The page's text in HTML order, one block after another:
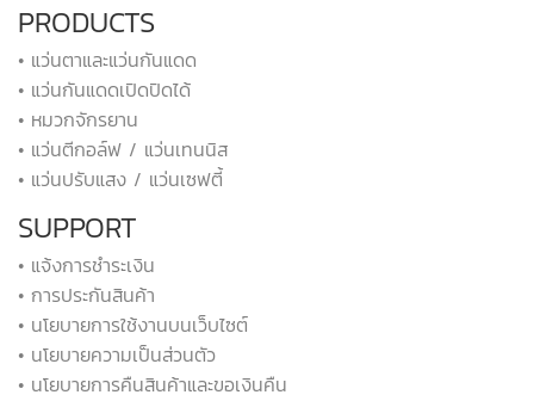
PRODUCTS
• แว่นตาและแว่นกันแดด
• แว่นกันแดดเปิดปิดได้
• หมวกจักรยาน
• แว่นตีกอล์ฟ / แว่นเทนนิส
• แว่นปรับแสง / แว่นเซฟตี้
SUPPORT
• แจ้งการชำระเงิน
• การประกันสินค้า
• นโยบายการใช้งานบนเว็บไซต์
• นโยบายความเป็นส่วนตัว
• นโยบายการคืนสินค้าและขอเงินคืน